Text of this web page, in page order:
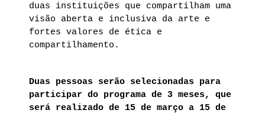
duas instituições que compartilham uma
visão aberta e inclusiva da arte e
fortes valores de ética e
compartilhamento.
Duas pessoas serão selecionadas para
participar do programa de 3 meses, que
será realizado de 15 de março a 15 de